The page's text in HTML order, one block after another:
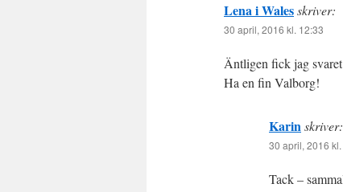
Lena i Walesskriver:
30 april, 2016 kl. 12:33
Äntligen fick jag
Ha en fin Valborg!
Karinskriver:
30 april, 2016
Tack –